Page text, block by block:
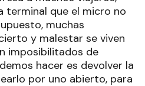
terminal que el micro no
muchas
y malestar se viven
imposibilitados de
hacer es devolver la
por uno abierto, para